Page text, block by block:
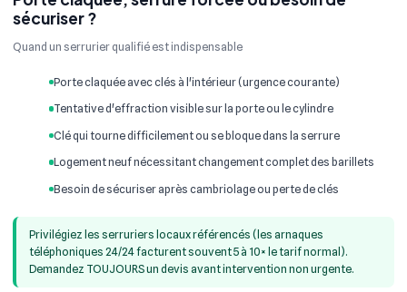
sécuriser ?
Quand un serrurier qualifié est indispensable
Porte claquée avec clés à l'intérieur (urgence courante)
Tentative d'effraction visible sur la porte ou le cylindre
Clé qui tourne difficilement ou se bloque dans la serrure
Logement neuf nécessitant changement complet des barillets
Besoin de sécuriser après cambriolage ou perte de clés
Privilégiez les serruriers locaux référencés (les arnaques
téléphoniques 24/24 facturent souvent 5 à 10× le tarif normal).
Demandez TOUJOURS un devis avant intervention non urgente.